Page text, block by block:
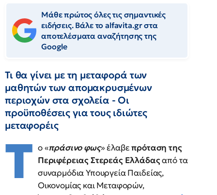
Μάθε πρώτος όλες τις σημαντικές
ειδήσεις. Βάλε το alfavita.gr στα
αποτελέσματα αναζήτησης της
Google
Τι θα γίνει με τη μεταφορά των
μαθητών των απομακρυσμένων
περιοχών στα σχολεία - Οι
προϋποθέσεις για τους ιδιώτες
μεταφορέις
Τ ο «πράσινο φως» έλαβεπρόταση της
Περιφέρειας Στερεάς Ελλάδαςαπό τα
συναρμόδια Υπουργεία Παιδείας,
Οικονομίας και Μεταφορών,